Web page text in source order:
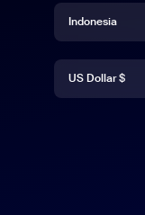
Bahasa
Indonesia
Deutsch
Mata uang
US Dollar $